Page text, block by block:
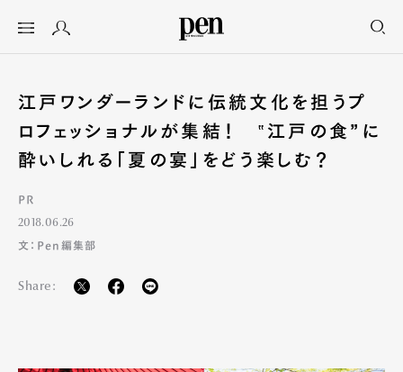
江戸ワンダーランドに伝統文化を担うプ
ロフェッショナルが集結！ ‟江戸の食”に
酔いしれる「夏の宴」をどう楽しむ？
PR
2018.06.26
文：Pen編集部
Share: